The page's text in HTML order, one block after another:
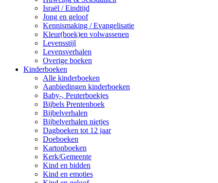
Israël / Eindtijd
Jong en geloof
Kennismaking / Evangelisatie
Kleur(boek)en volwassenen
Levensstijl
Levensverhalen
Overige boeken
Kinderboeken
Alle kinderboeken
Aanbiedingen kinderboeken
Baby-, Peuterboekjes
Bijbels Prentenboek
Bijbelverhalen
Bijbelverhalen nietjes
Dagboeken tot 12 jaar
Doeboeken
Kartonboeken
Kerk/Gemeente
Kind en bidden
Kind en emoties